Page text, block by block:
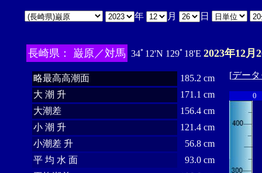
年 月 日
長崎県： 巌原／対馬 34ﾟ12'N 129ﾟ18'E 2023年12月
略最高高潮面
185.2 cm
大 潮 升
171.1 cm
大潮差
156.4 cm
小 潮 升
121.4 cm
小潮差 升
56.8 cm
平 均 水 面
93.0 cm
[デー
0